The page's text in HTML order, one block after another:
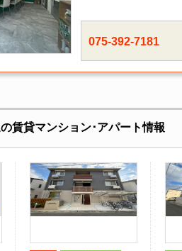
075-392-7181
賃貸マンション･アパート情報